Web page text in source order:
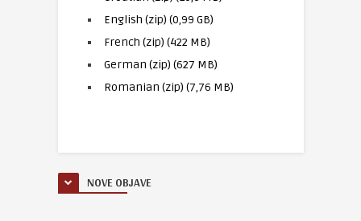
English (zip) (0,99 GB)
French (zip) (422 MB)
German (zip) (627 MB)
Romanian (zip) (7,76 MB)
NOVE OBJAVE